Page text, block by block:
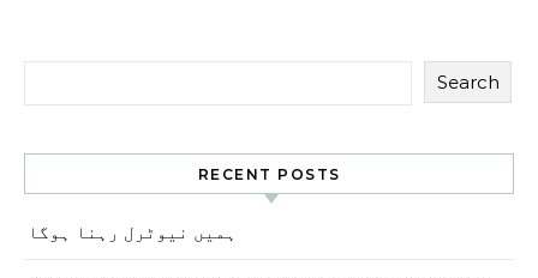
Search
RECENT POSTS
ہمیں نیوٹرل رہنا ہوگا